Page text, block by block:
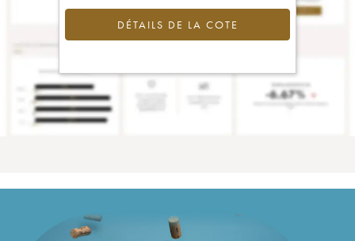
DÉTAILS DE LA COTE